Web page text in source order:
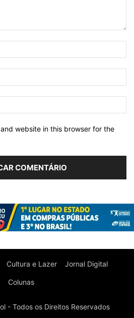
website in this browser for the
Cultura e Lazer Jornal Digital
Colunas
- Todos os Direitos Reservados